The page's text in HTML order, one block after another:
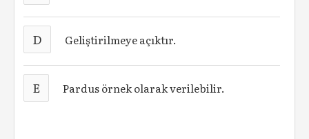
D Geliştirilmeye açıktır.
E Pardus örnek olarak verilebilir.